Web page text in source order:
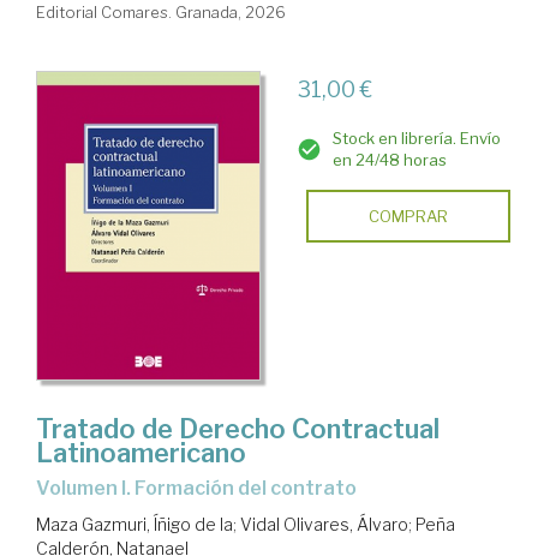
Editorial Comares. Granada, 2026
31,00 €
Stock en librería. Envío
en 24/48 horas
COMPRAR
Tratado de Derecho Contractual
Latinoamericano
Volumen I. Formación del contrato
Maza Gazmuri, Íñigo de la; Vidal Olivares, Álvaro; Peña
Calderón, Natanael